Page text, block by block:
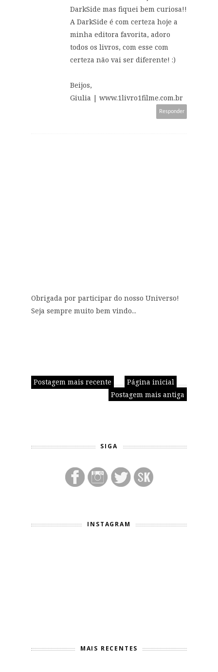
DarkSide mas fiquei bem curiosa!!
A DarkSide é com certeza hoje a
minha editora favorita, adoro
todos os livros, com esse com
certeza não vai ser diferente! :)
Beijos,
Giulia | www.1livro1filme.com.br
Responder
Obrigada por participar do nosso Universo!
Seja sempre muito bem vindo...
Postagem mais recente
Postagem mais antiga
Página inicial
SIGA
INSTAGRAM
MAIS RECENTES